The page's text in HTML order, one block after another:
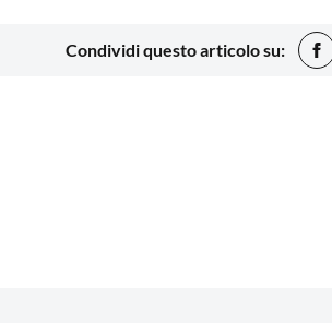
Condividi questo articolo su: